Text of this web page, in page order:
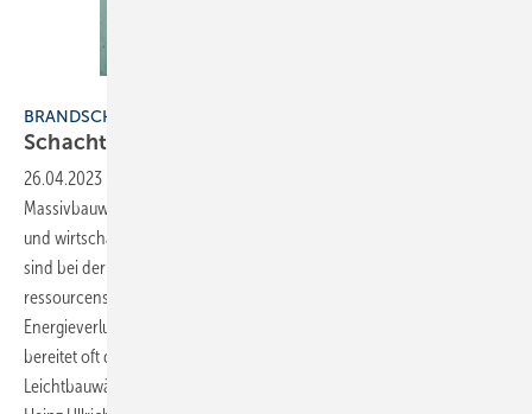
BRANDSCHUTZ
Schachtwände rechtssicher
26.04.2023
Massivbauweise mit sich. Sie lassen sich bauzeitsparend schneller
und wirtschaftlicher errichten, haben ein geringeres Gewicht und
sind bei der Herstellung sowohl energie- als auch
ressourcenschonender. Zudem minimieren die leichten Wände
Energieverluste und halten Schallschutzvorgaben sicher ein. Sorgen
bereitet oft das Thema baulicher Brandschutz an Leitungsanlagen in
Leichtbauwänden, die Schachtwände sind. Im Beitrag erläutert Karl-